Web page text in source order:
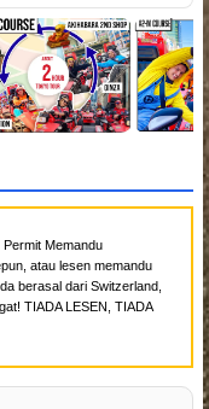
Memandu
atau lesen memandu
berasal dari Switzerland,
TIADA LESEN, TIADA